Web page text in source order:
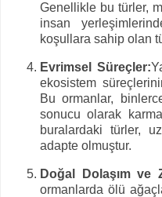
Genellikle bu türler,
insan
koşullara sahip olan
Evrimsel Süreçler:
ekosistem
Bu ormanlar,
sonucu olarak
buralardaki türler,
adapte olmuştur.
Doğal Dolaşım ve
ormanlarda ölü